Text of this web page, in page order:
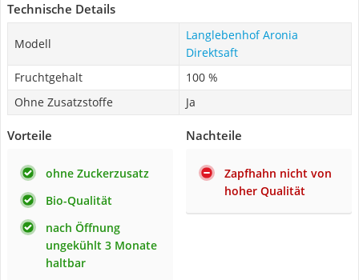
Technische Details
Modell
Langlebenhof Aronia
Direktsaft
Fruchtgehalt
100 %
Ohne Zusatzstoffe
Ja
Vorteile
ohne Zuckerzusatz
Bio-Qualität
nach Öffnung
ungekühlt 3 Monate
haltbar
Nachteile
Zapfhahn nicht von
hoher Qualität